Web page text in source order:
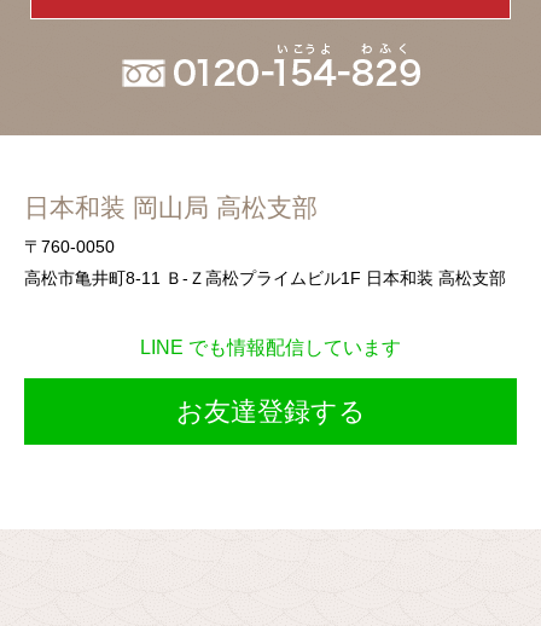
日本和装 岡山局 高松支部
〒760-0050
高松市亀井町8-11 Ｂ-Ｚ高松プライムビル1F 日本和装 高松支部
LINE でも情報配信しています
お友達登録する